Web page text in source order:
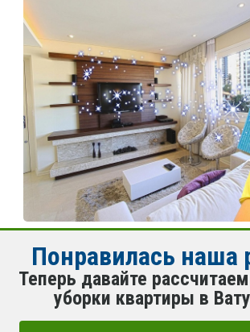
Понравилась наша
Теперь давайте
уборки квартиры в